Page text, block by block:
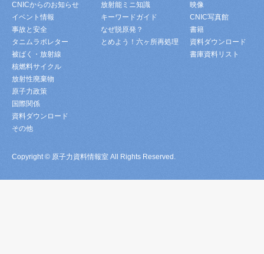
CNICからのお知らせ
イベント情報
事故と安全
タニムラボレター
被ばく・放射線
核燃料サイクル
放射性廃棄物
原子力政策
国際関係
資料ダウンロード
その他
放射能ミニ知識
キーワードガイド
なぜ脱原発？
とめよう！六ヶ所再処理
映像
CNIC写真館
書籍
資料ダウンロード
書庫資料リスト
Copyright © 原子力資料情報室 All Rights Reserved.